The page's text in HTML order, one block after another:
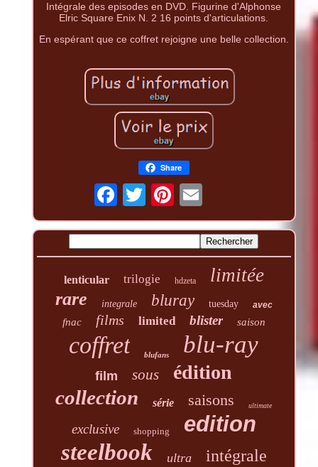
Intégrale des episodes en DVD. Figurine d'Alphonse
Elric Square Enix N. 2 16 points d'articulations.
En espérant que ce coffret rejoigne une belle collection.
Share
lenticular trilogie hdzeta limitée
rare integrale bluray tuesday avec
fnac films limited blister saison
coffret blufans blu-ray
film sous édition
collection série saisons ultimate
exclusive shopping edition
steelbook ultra intégrale